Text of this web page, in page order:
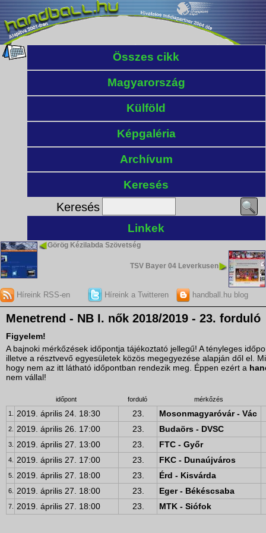
Összes cikk
Magyarország
Külföld
Képgaléria
Archívum
Keresés
Keresés
Linkek
Görög Kézilabda Szövetség
TSV Bayer 04 Leverkusen
Híreink RSS-en Híreink a Twitteren handball.hu blog
Menetrend - NB I. nők 2018/2019 - 23. forduló
Figyelem!
A bajnoki mérkőzések időpontja tájékoztató jellegű! A tényleges
illetve a résztvevő egyesületek közös megegyezése alapján dől el.
hogy nem az itt látható időpontban rendezik meg. Éppen ezért a
nem vállal!
időpont forduló
mérkőzés
1.
2019. április 24. 18:30 23. Mosonmagyaróvár - Vác
2. 2019. április 26. 17:00 23. Budaörs - DVSC
3. 2019. április 27. 13:00 23. FTC - Győr
4. 2019. április 27. 17:00 23. FKC - Dunaújváros
5. 2019. április 27. 18:00 23. Érd - Kisvárda
6. 2019. április 27. 18:00 23. Eger - Békéscsaba
7. 2019. április 27. 18:00 23. MTK - Siófok